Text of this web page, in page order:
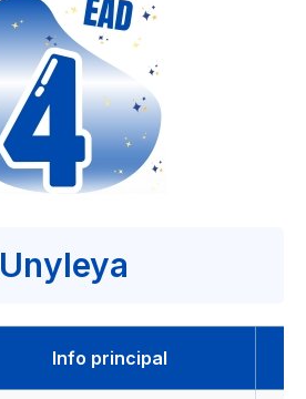
Unyleya
Info principal